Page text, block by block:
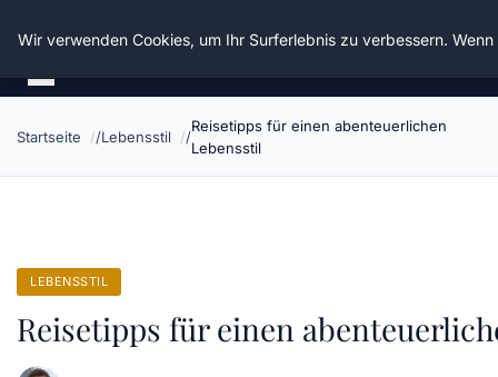
Die Schnitter
Startseite Lebensstil
Reisetipps für einen abenteuerlichen
Lebensstil
LEBENSSTIL
Reisetipps für einen
Wir verwenden Cookies, um Ihr Surferlebnis zu verbessern.